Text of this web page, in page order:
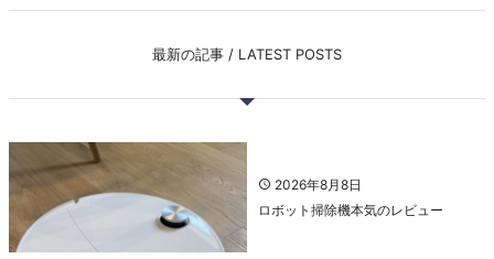
最新の記事 / LATEST POSTS
2026年8月8日
ロボット掃除機本気のレビュー